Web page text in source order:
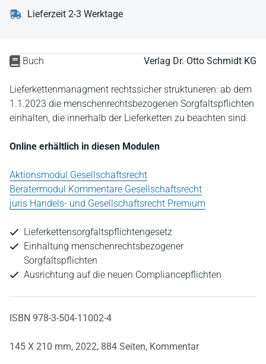
Buch Verlag Dr. Otto Schmidt KG
Lieferkettenmanagment rechtssicher strukturieren: ab dem
1.1.2023 die menschenrechtsbezogenen Sorgfaltspflichten
einhalten, die innerhalb der Lieferketten zu beachten sind.
Online erhältlich in diesen Modulen
Aktionsmodul Gesellschaftsrecht
Beratermodul Kommentare Gesellschaftsrecht
juris Handels- und Gesellschaftsrecht Premium
Lieferkettensorgfaltspflichtengesetz
Einhaltung menschenrechtsbezogener
Sorgfaltspflichten
Ausrichtung auf die neuen Compliancepflichten
ISBN 978-3-504-11002-4
145 X 210 mm, 2022, 884 Seiten, Kommentar
Lieferzeit 2-3 Werktage